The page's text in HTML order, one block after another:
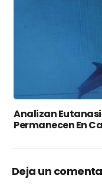
Analizan
Permanecen En
Deja un